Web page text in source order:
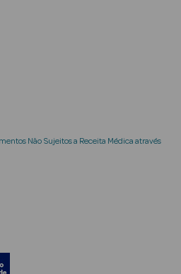
Não Sujeitos a Receita Médica através